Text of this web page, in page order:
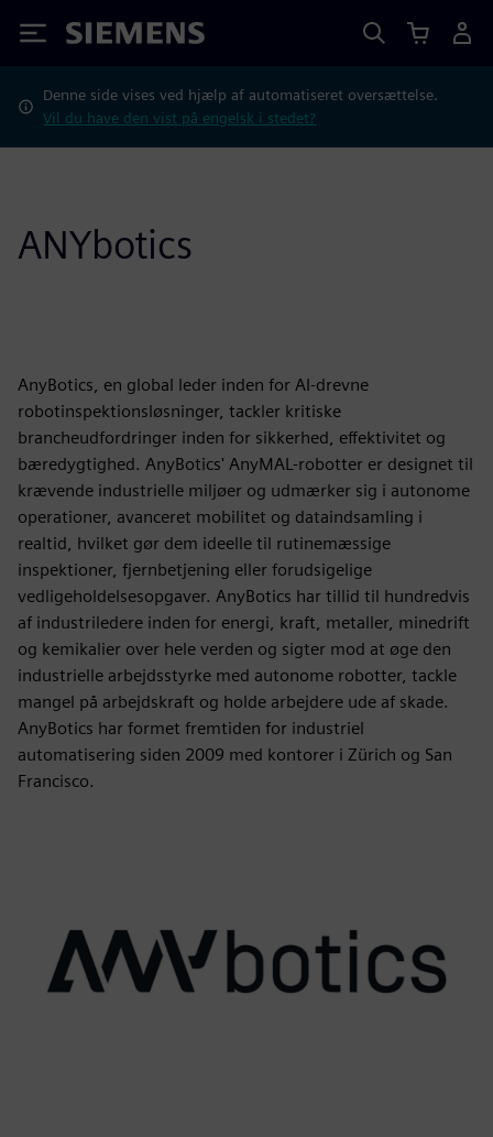
Siemens
Denne side vises ved hjælp af automatiseret oversættelse.
Vil du have den vist på engelsk i stedet?
ANYbotics
AnyBotics, en global leder inden for AI-drevne
robotinspektionsløsninger, tackler kritiske
brancheudfordringer inden for sikkerhed, effektivitet og
bæredygtighed. AnyBotics' AnyMAL-robotter er designet til
krævende industrielle miljøer og udmærker sig i autonome
operationer, avanceret mobilitet og dataindsamling i
realtid, hvilket gør dem ideelle til rutinemæssige
inspektioner, fjernbetjening eller forudsigelige
vedligeholdelsesopgaver. AnyBotics har tillid til hundredvis
af industriledere inden for energi, kraft, metaller, minedrift
og kemikalier over hele verden og sigter mod at øge den
industrielle arbejdsstyrke med autonome robotter, tackle
mangel på arbejdskraft og holde arbejdere ude af skade.
AnyBotics har formet fremtiden for industriel
automatisering siden 2009 med kontorer i Zürich og San
Francisco.